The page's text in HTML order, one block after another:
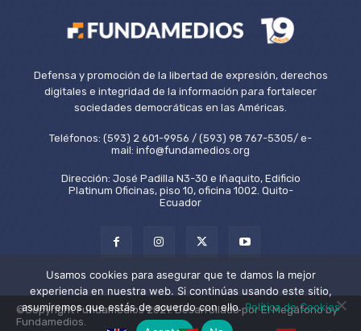
Defensa y promoción de la libertad de expresión, derechos
digitales e integridad de la información para fortalecer
sociedades democráticas en las Américas.
Teléfonos: (593) 2 601-9956 / (593) 98 767-5305/ e-
mail: info@fundamedios.org
Dirección: José Padilla N3-30 e Iñaquito, Edificio
Platinum Oficinas, piso 10, oficina 1002. Quito-
Ecuador
©Copyright Fundamedios 2021. Desarrollado por El Megáfono by
Fundamedios.
Usamos cookies para asegurar que te damos la mejor
experiencia en nuestra web. Si continúas usando este sitio,
asumiremos que estás de acuerdo con ello.Política de Cookies